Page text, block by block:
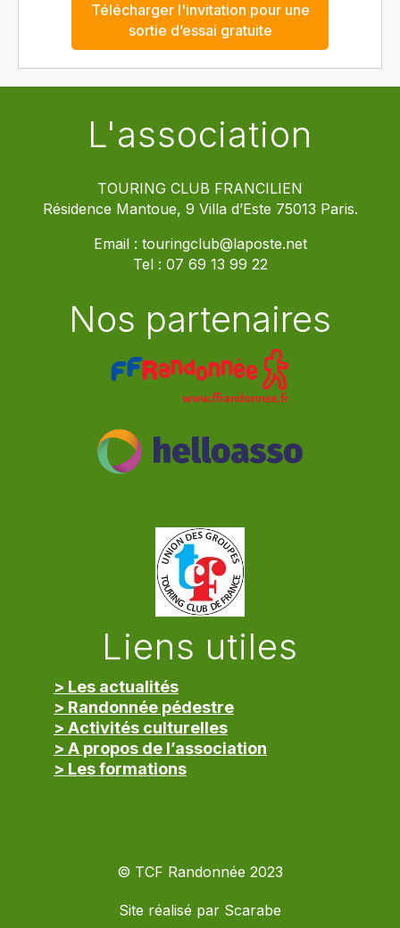
Télécharger l'invitation pour une
sortie d’essai gratuite
L'association
TOURING CLUB FRANCILIEN
Résidence Mantoue, 9 Villa d’Este 75013 Paris.
Email : touringclub@laposte.net
Tel : 07 69 13 99 22
Nos partenaires
Liens utiles
> Les actualités
> Randonnée pédestre
> Activités culturelles
> A propos de l’association
> Les formations
© TCF Randonnée 2023
Site réalisé par Scarabe